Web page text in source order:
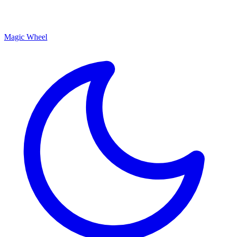
Magic Wheel